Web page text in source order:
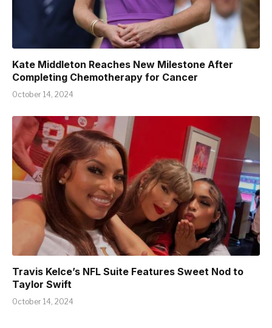
Kate Middleton Reaches New Milestone After
Completing Chemotherapy for Cancer
October 14, 2024
Travis Kelce’s NFL Suite Features Sweet Nod to
Taylor Swift
October 14, 2024